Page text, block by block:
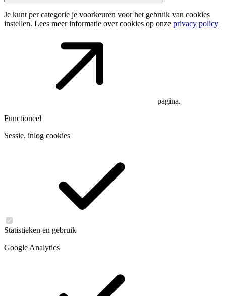
Je kunt per categorie je voorkeuren voor het gebruik van cookies
instellen. Lees meer informatie over cookies op onze privacy policy
pagina.
Functioneel
Sessie, inlog cookies
Statistieken en gebruik
Google Analytics